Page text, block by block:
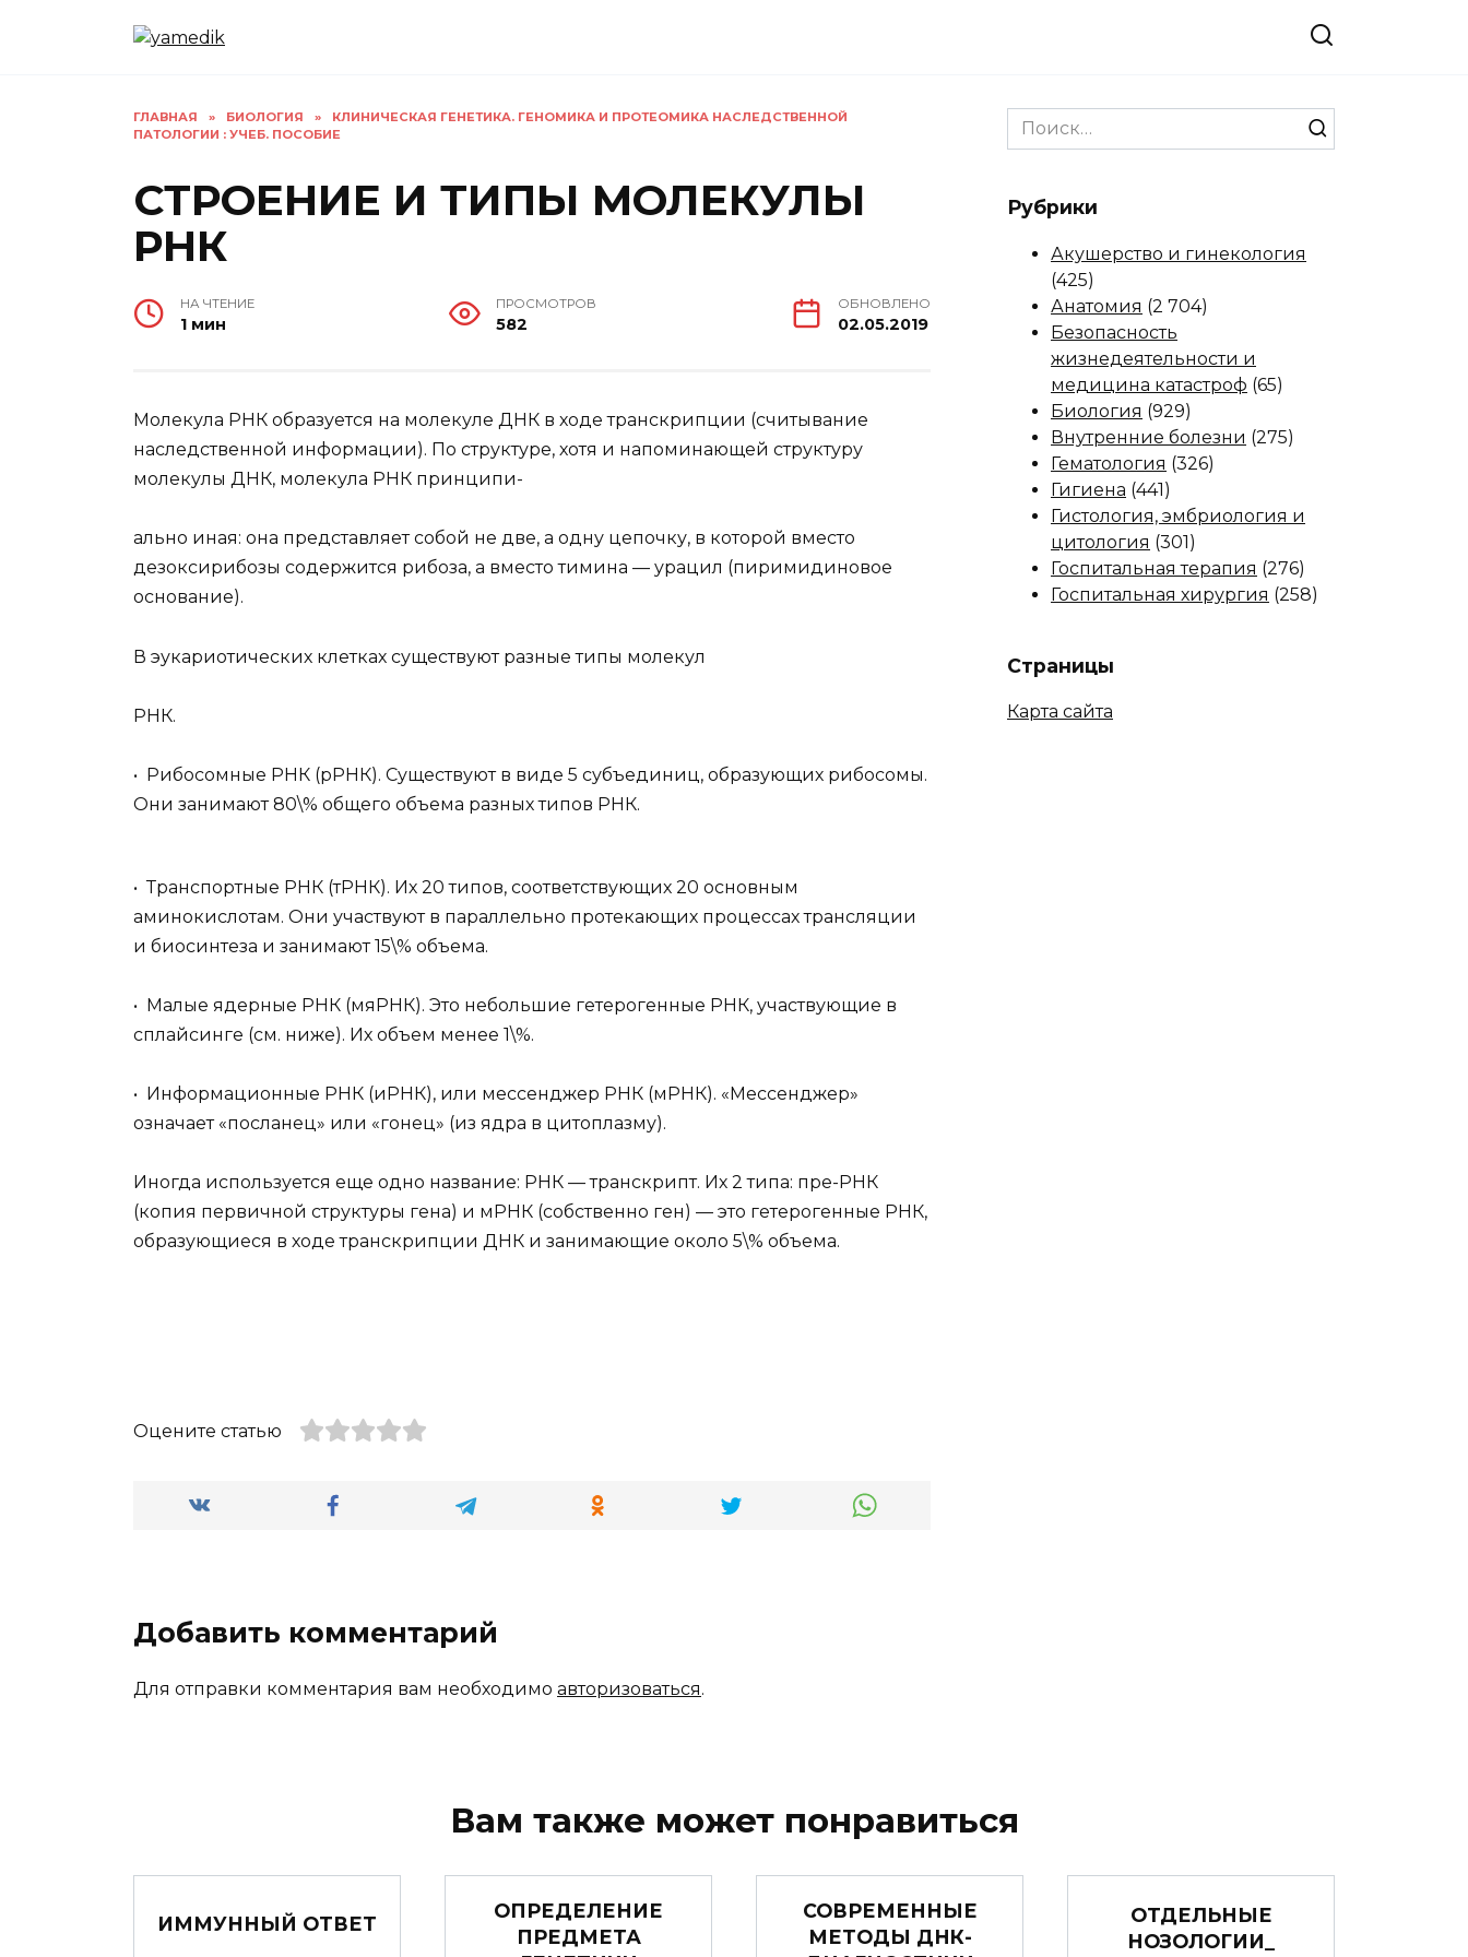
ГЛАВНАЯ » БИОЛОГИЯ »
КЛИНИЧЕСКАЯ ГЕНЕТИКА. ГЕНОМИКА И ПРОТЕОМИКА НАСЛЕДСТВЕННОЙ
ПАТОЛОГИИ : УЧЕБ. ПОСОБИЕ
СТРОЕНИЕ И ТИПЫ МОЛЕКУЛЫ
РНК
НА ЧТЕНИЕ
1 мин
ПРОСМОТРОВ
582
ОБНОВЛЕНО
02.05.2019
Молекула РНК образуется на молекуле ДНК в ходе транскрипции (считывание
наследственной информации). По структуре, хотя и напоминающей структуру
молекулы ДНК, молекула РНК принципи-
ально иная: она представляет собой не две, а одну цепочку, в которой вместо
дезоксирибозы содержится рибоза, а вместо тимина — урацил (пиримидиновое
основание).
В эукариотических клетках существуют разные типы молекул
РНК.
• Рибосомные РНК (рРНК). Существуют в виде 5 субъединиц, образующих рибосомы.
Они занимают 80\% общего объема разных типов РНК.
• Транспортные РНК (тРНК). Их 20 типов, соответствующих 20 основным
аминокислотам. Они участвуют в параллельно протекающих процессах трансляции
и биосинтеза и занимают 15\% объема.
• Малые ядерные РНК (мяРНК). Это небольшие гетерогенные РНК, участвующие в
сплайсинге (см. ниже). Их объем менее 1\%.
• Информационные РНК (иРНК), или мессенджер РНК (мРНК). «Мессенджер»
означает «посланец» или «гонец» (из ядра в цитоплазму).
Иногда используется еще одно название: РНК — транскрипт. Их 2 типа: пре-РНК
(копия первичной структуры гена) и мРНК (собственно ген) — это гетерогенные РНК,
образующиеся в ходе транскрипции ДНК и занимающие около 5\% объема.
Оцените статью
Добавить комментарий
Для отправки комментария вам необходимо авторизоваться.
Search
for:
Рубрики
Акушерство и гинекология
(425)
Анатомия (2 704)
Безопасность
жизнедеятельности и
медицина катастроф (65)
Биология (929)
Внутренние болезни (275)
Гематология (326)
Гигиена (441)
Гистология, эмбриология и
цитология (301)
Госпитальная терапия (276)
Госпитальная хирургия (258)
Страницы
Карта сайта
Вам также может понравиться
ИММУННЫЙ ОТВЕТ
ОПРЕДЕЛЕНИЕ
ПРЕДМЕТА
СОВРЕМЕННЫЕ
МЕТОДЫ ДНК-
ОТДЕЛЬНЫЕ
НОЗОЛОГИИ_